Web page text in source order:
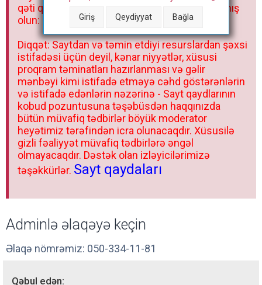
Giriş Qeydiyyat Bağla
qəti qadağandır! Forum qaydaları ilə mütləq tanış
olun:
Diqqət: Saytdan və təmin etdiyi resurslardan şəxsi
istifadəsi üçün deyil, kənar niyyətlər, xüsusi
proqram təminatları hazırlanması və gəlir
mənbəyi kimi istifadə etməyə cəhd göstərənlərin
və istifadə edənlərin nəzərinə - Sayt qaydlarının
kobud pozuntusuna təşəbüsdən haqqınızda
bütün müvafiq tədbirlər böyük moderator
heyətimiz tərəfindən icra olunacaqdır. Xüsusilə
gizli fəaliyyət müvafiq tədbirlərə əngəl
olmayacaqdır. Dəstək olan izləyicilərimizə
təşəkkürlər. Sayt qaydaları
Adminlə əlaqəyə keçin
Əlaqə nömrəmiz: 050-334-11-81
Qəbul edən: